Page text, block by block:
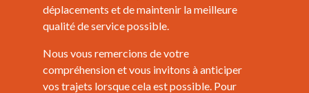
déplacements et de maintenir la meilleure
qualité de service possible.
Nous vous remercions de votre
compréhension et vous invitons à anticiper
vos trajets lorsque cela est possible. Pour